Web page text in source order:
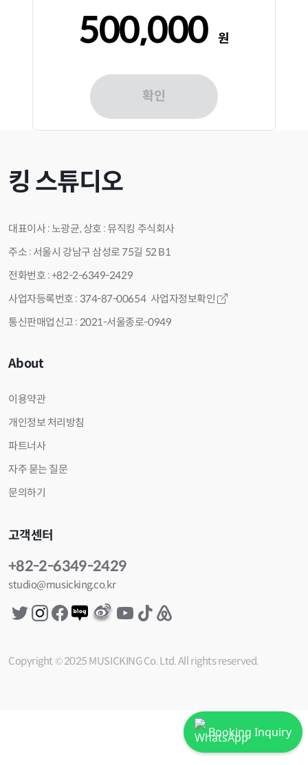
500,000 원
확인
Booking Inquiry
킹 스튜디오
대표이사 : 노광균, 상호 : 뮤직킹 주식회사
주소 : 서울시 강남구 삼성로 75길 52 B1
전화번호 : +82-2-6349-2429
사업자등록번호 : 374-87-00654 사업자정보확인
통신판매업신고 : 2021-서울종로-0949
About
이용약관
개인정보 처리방침
파트너사
자주 묻는 질문
문의하기
고객센터
+82-2-6349-2429
studio@musicking.co.kr
Copyright © 2025 MUSICKING Co. Ltd. All rights reserved.